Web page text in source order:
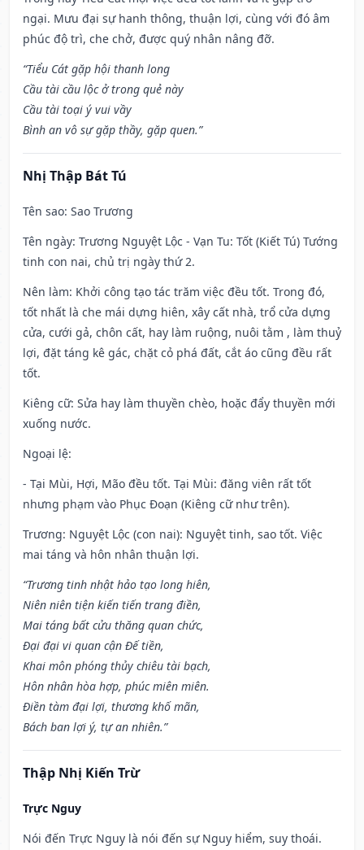
ngại. Mưu đại sự hanh thông, thuận lợi, cùng với đó âm
phúc độ trì, che chở, được quý nhân nâng đỡ.
“Tiểu Cát gặp hội thanh long
Cầu tài cầu lộc ở trong quẻ này
Cầu tài toại ý vui vầy
Bình an vô sự gặp thầy, gặp quen.”
Nhị Thập Bát Tú
Tên sao: Sao Trương
Tên ngày: Trương Nguyệt Lộc - Vạn Tu: Tốt (Kiết Tú) Tướng
tinh con nai, chủ trị ngày thứ 2.
Nên làm: Khởi công tạo tác trăm việc đều tốt. Trong đó,
tốt nhất là che mái dựng hiên, xây cất nhà, trổ cửa dựng
cửa, cưới gả, chôn cất, hay làm ruộng, nuôi tằm , làm thuỷ
lợi, đặt táng kê gác, chặt cỏ phá đất, cắt áo cũng đều rất
tốt.
Kiêng cữ: Sửa hay làm thuyền chèo, hoặc đẩy thuyền mới
xuống nước.
Ngoại lệ:
- Tại Mùi, Hợi, Mão đều tốt. Tại Mùi: đăng viên rất tốt
nhưng phạm vào Phục Đoạn (Kiêng cữ như trên).
Trương: Nguyệt Lộc (con nai): Nguyệt tinh, sao tốt. Việc
mai táng và hôn nhân thuận lợi.
“Trương tinh nhật hảo tạo long hiên,
Niên niên tiện kiến tiến trang điền,
Mai táng bất cửu thăng quan chức,
Đại đại vi quan cận Đế tiền,
Khai môn phóng thủy chiêu tài bạch,
Hôn nhân hòa hợp, phúc miên miên.
Điền tàm đại lợi, thương khố mãn,
Bách ban lợi ý, tự an nhiên.”
Thập Nhị Kiến Trừ
Trực Nguy
Nói đến Trực Nguy là nói đến sự Nguy hiểm, suy thoái.